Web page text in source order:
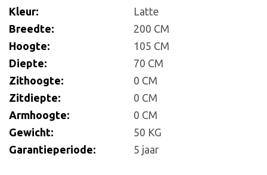
Kleur:
Latte
Breedte:
200 CM
Hoogte:
105 CM
Diepte:
70 CM
Zithoogte:
0 CM
Zitdiepte:
0 CM
Armhoogte:
0 CM
Gewicht:
50 KG
Garantieperiode:
5 jaar